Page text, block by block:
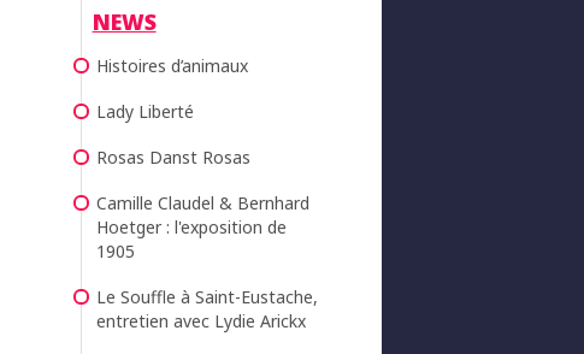
NEWS
Histoires d’animaux
Lady Liberté
Rosas Danst Rosas
Camille Claudel & Bernhard
Hoetger : l'exposition de
1905
Le Souffle à Saint-Eustache,
entretien avec Lydie Arickx